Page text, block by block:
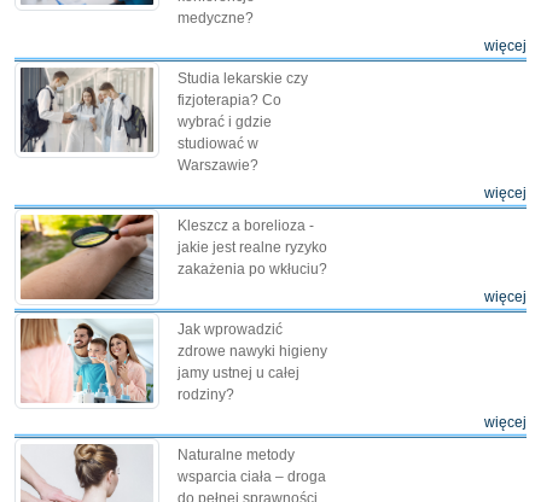
medyczne?
więcej
Studia lekarskie czy
fizjoterapia? Co
wybrać i gdzie
studiować w
Warszawie?
więcej
Kleszcz a borelioza -
jakie jest realne ryzyko
zakażenia po wkłuciu?
więcej
Jak wprowadzić
zdrowe nawyki higieny
jamy ustnej u całej
rodziny?
więcej
Naturalne metody
wsparcia ciała – droga
do pełnej sprawności